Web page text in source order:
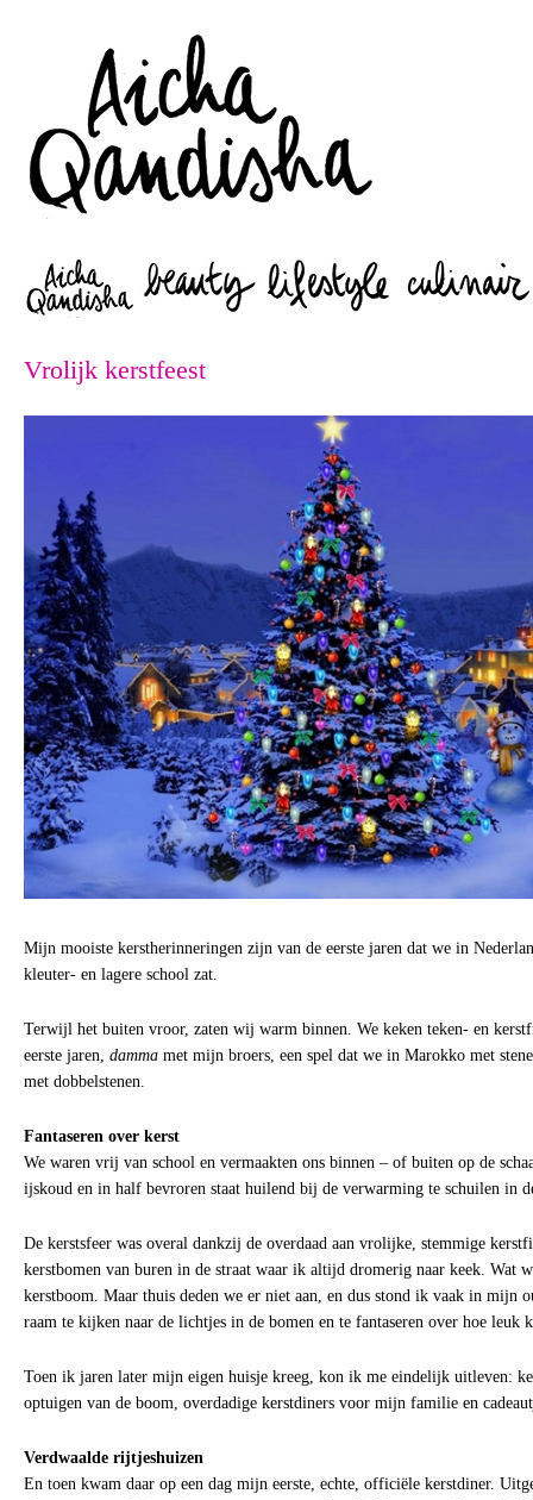
Vrolijk kerstfeest
Mijn mooiste kerstherinneringen zijn van de eerste jaren dat we in
kleuter- en lagere school zat.
Terwijl het buiten vroor, zaten wij warm binnen. We keken teken- en
eerste jaren, damma met mijn broers, een spel dat we in Marokko met
met dobbelstenen.
Fantaseren over kerst
We waren vrij van school en vermaakten ons binnen – of buiten op de
ijskoud en in half bevroren staat huilend bij de verwarming te schuilen in
De kerstsfeer was overal dankzij de overdaad aan vrolijke, stemmige
kerstbomen van buren in de straat waar ik altijd dromerig naar keek. Wat
kerstboom. Maar thuis deden we er niet aan, en dus stond ik vaak in mijn
raam te kijken naar de lichtjes in de bomen en te fantaseren over hoe leuk
Toen ik jaren later mijn eigen huisje kreeg, kon ik me eindelijk uitleven:
optuigen van de boom, overdadige kerstdiners voor mijn familie en
Verdwaalde rijtjeshuizen
En toen kwam daar op een dag mijn eerste, echte, officiële kerstdiner.